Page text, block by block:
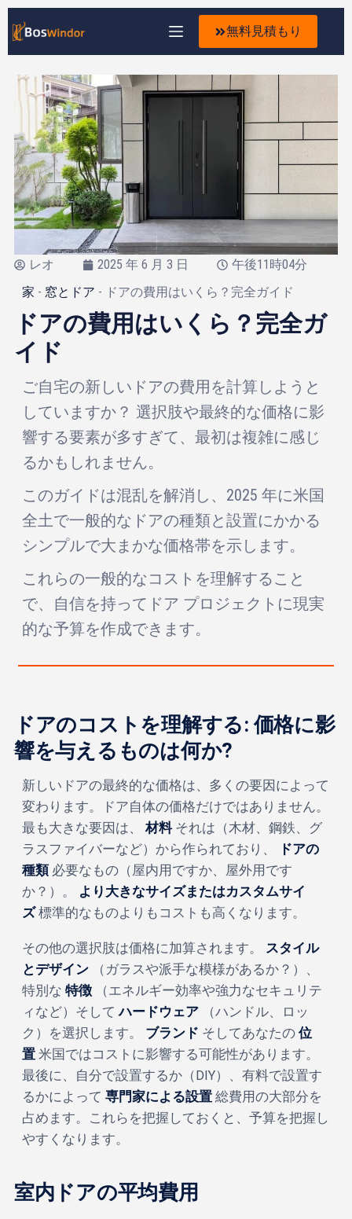
無料見積もり
レオ 2025 年 6 月 3 日
午後11時04分
家 - 窓とドア - ドアの費用はいくら？完全ガイド
ドアの費用はいくら？完全ガ
イド
ご自宅の新しいドアの費用を計算しようと
していますか？ 選択肢や最終的な価格に影
響する要素が多すぎて、最初は複雑に感じ
るかもしれません。
このガイドは混乱を解消し、2025 年に米国
全土で一般的なドアの種類と設置にかかる
シンプルで大まかな価格帯を示します。
これらの一般的なコストを理解すること
で、自信を持ってドア プロジェクトに現実
的な予算を作成できます。
ドアのコストを理解する: 価格に影
響を与えるものは何か?
新しいドアの最終的な価格は、多くの要因によって
変わります。ドア自体の価格だけではありません。
最も大きな要因は、材料それは（木材、鋼鉄、グ
ラスファイバーなど）から作られており、
ドアの
種類必要なもの（屋内用ですか、屋外用です
か？）。
より大きなサイズまたはカスタムサイ
ズ標準的なものよりもコストも高くなります。
その他の選択肢は価格に加算されます。 スタイル
とデザイン （ガラスや派手な模様があるか？）、
特別な 特徴 （エネルギー効率や強力なセキュリテ
ィなど）そしてハードウェア （ハンドル、ロッ
ク）を選択します。 ブランド そしてあなたの 位
置 米国ではコストに影響する可能性があります。
最後に、自分で設置するか（DIY）、有料で設置す
るかによって 専門家による設置 総費用の大部分を
占めます。これらを把握しておくと、予算を把握し
やすくなります。
室内ドアの平均費用